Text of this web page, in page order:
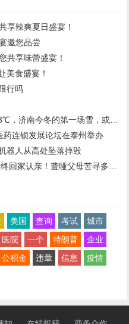
享辣爽夏日盛宴！
邀您品尝
共享味蕾盛宴！
美食盛宴！
行吗
冬的第一场雪，或跟去年同一时间！
药连锁发展论坛在泰州举办
器人从高处坠落摔毁
父母苦寻多年，母亲已抱憾离世丨红星寻人
美国 查询 考试
城市
医院 一个 特朗普
企业
公积金 违章 信息
疫情